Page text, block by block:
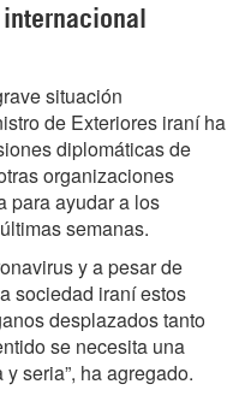
situación
de Exteriores iraní ha
diplomáticas de
organizaciones
para ayudar a los
semanas.
y a pesar de
sociedad iraní estos
desplazados tanto
se necesita una
seria”, ha agregado.